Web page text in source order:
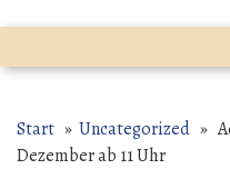
Start » Uncategorized »
Dezember ab 11 Uhr